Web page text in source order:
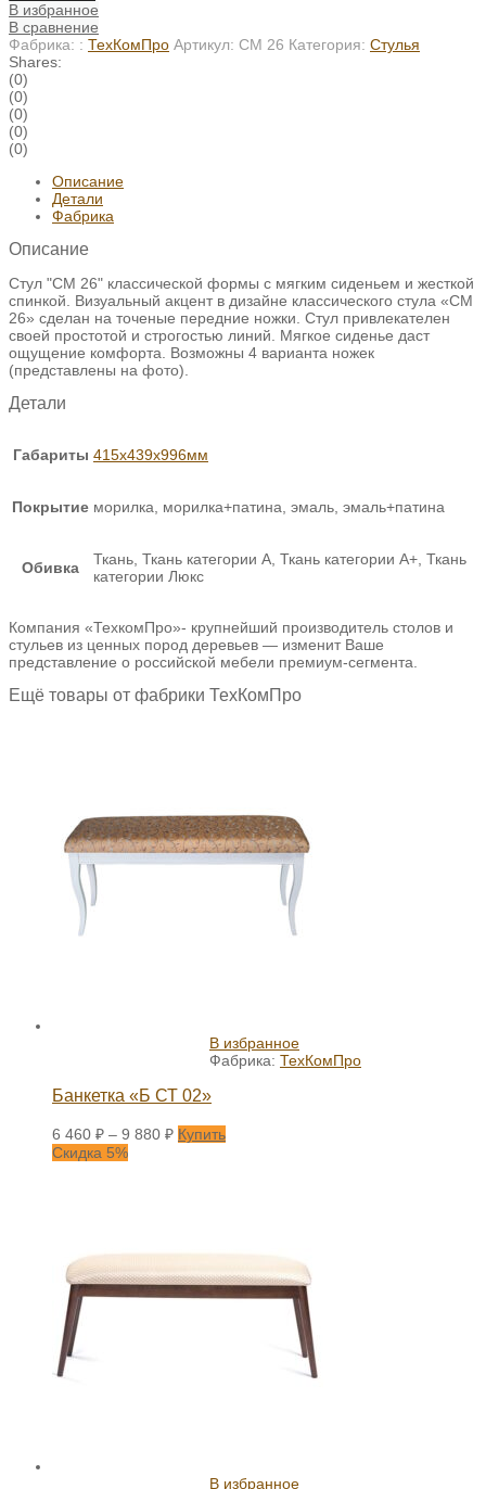
В избранное
В сравнение
Фабрика: : ТехКомПро Артикул: СМ 26 Категория: Стулья
Shares:
(0)
(0)
(0)
(0)
(0)
Описание
Детали
Фабрика
Описание
Стул "СМ 26" классической формы с мягким сиденьем и жесткой
спинкой. Визуальный акцент в дизайне классического стула «СМ
26» сделан на точеные передние ножки. Стул привлекателен
своей простотой и строгостью линий. Мягкое сиденье даст
ощущение комфорта. Возможны 4 варианта ножек
(представлены на фото).
Детали
Габариты 415х439х996мм
Покрытие морилка, морилка+патина, эмаль, эмаль+патина
Обивка
Ткань, Ткань категории А, Ткань категории А+, Ткань
категории Люкс
Компания «ТехкомПро»- крупнейший производитель столов и
стульев из ценных пород деревьев — изменит Ваше
представление о российской мебели премиум-сегмента.
Ещё товары от фабрики ТехКомПро
В избранное
Фабрика: ТехКомПро
Банкетка «Б СТ 02»
6 460 ₽ – 9 880 ₽ Купить
Скидка 5%
В избранное